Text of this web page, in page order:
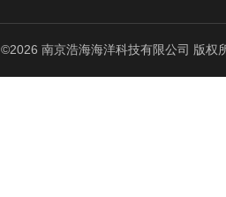
©2026 南京浩海海洋科技有限公司 版权